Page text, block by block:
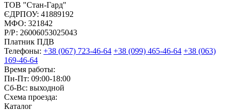
ТОВ "Стан-Гард"
ЄДРПОУ: 41889192
МФО: 321842
Р/Р: 26006053025043
Платник ПДВ
Телефоны: +38 (067) 723-46-64 +38 (099) 465-46-64 +38 (063)
169-46-64
Время работы:
Пн-Пт: 09:00-18:00
Сб-Вс: выходной
Схема проезда:
Каталог